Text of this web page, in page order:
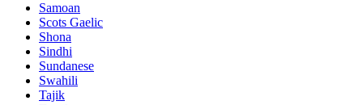
Samoan
Scots Gaelic
Shona
Sindhi
Sundanese
Swahili
Tajik